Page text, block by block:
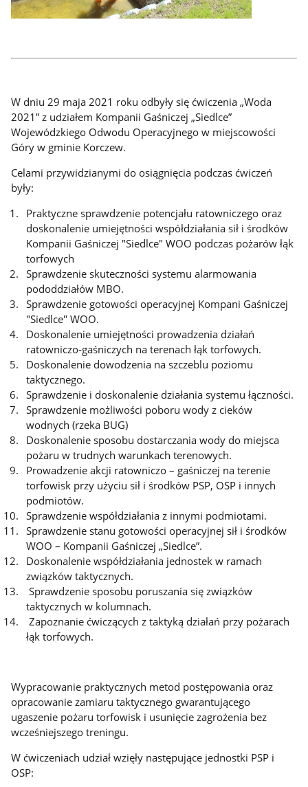
W dniu 29 maja 2021 roku odbyły się ćwiczenia „Woda
2021” z udziałem Kompanii Gaśniczej „Siedlce”
Wojewódzkiego Odwodu Operacyjnego w miejscowości
Góry w gminie Korczew.
Celami przywidzianymi do osiągnięcia podczas ćwiczeń
były:
Praktyczne sprawdzenie potencjału ratowniczego oraz
doskonalenie umiejętności współdziałania sił i środków
Kompanii Gaśniczej "Siedlce" WOO podczas pożarów łąk
torfowych
Sprawdzenie skuteczności systemu alarmowania
pododdziałów MBO.
Sprawdzenie gotowości operacyjnej Kompani Gaśniczej
"Siedlce" WOO.
Doskonalenie umiejętności prowadzenia działań
ratowniczo-gaśniczych na terenach łąk torfowych.
Doskonalenie dowodzenia na szczeblu poziomu
taktycznego.
Sprawdzenie i doskonalenie działania systemu łączności.
Sprawdzenie możliwości poboru wody z cieków
wodnych (rzeka BUG)
Doskonalenie sposobu dostarczania wody do miejsca
pożaru w trudnych warunkach terenowych.
Prowadzenie akcji ratowniczo – gaśniczej na terenie
torfowisk przy użyciu sił i środków PSP, OSP i innych
podmiotów.
Sprawdzenie współdziałania z innymi podmiotami.
Sprawdzenie stanu gotowości operacyjnej sił i środków
WOO – Kompanii Gaśniczej „Siedlce”.
Doskonalenie współdziałania jednostek w ramach
związków taktycznych.
Sprawdzenie sposobu poruszania się związków
taktycznych w kolumnach.
Zapoznanie ćwiczących z taktyką działań przy pożarach
łąk torfowych.
Wypracowanie praktycznych metod postępowania oraz
opracowanie zamiaru taktycznego gwarantującego
ugaszenie pożaru torfowisk i usunięcie zagrożenia bez
wcześniejszego treningu.
W ćwiczeniach udział wzięły następujące jednostki PSP i
OSP: